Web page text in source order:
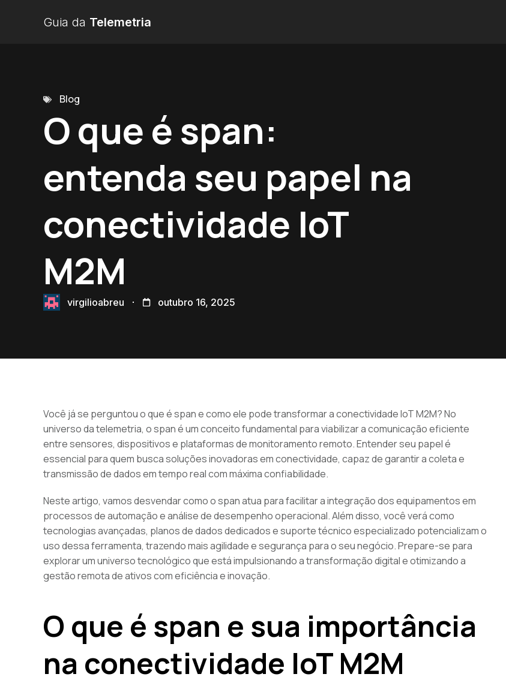
Guia da Telemetria
Blog
O que é span:
entenda seu papel na
conectividade IoT
M2M
virgilioabreu outubro 16, 2025
Você já se perguntou o que é span e como ele pode transformar a conectividade IoT M2M? No
universo da telemetria, o span é um conceito fundamental para viabilizar a comunicação eficiente
entre sensores, dispositivos e plataformas de monitoramento remoto. Entender seu papel é
essencial para quem busca soluções inovadoras em conectividade, capaz de garantir a coleta e
transmissão de dados em tempo real com máxima confiabilidade.
Neste artigo, vamos desvendar como o span atua para facilitar a integração dos equipamentos em
processos de automação e análise de desempenho operacional. Além disso, você verá como
tecnologias avançadas, planos de dados dedicados e suporte técnico especializado potencializam o
uso dessa ferramenta, trazendo mais agilidade e segurança para o seu negócio. Prepare-se para
explorar um universo tecnológico que está impulsionando a transformação digital e otimizando a
gestão remota de ativos com eficiência e inovação.
O que é span e sua importância
na conectividade IoT M2M